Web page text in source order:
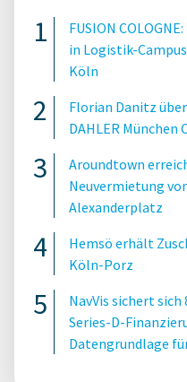
FUSION
in Logistik-
Köln
Florian Danitz
DAHLER München
Aroundtown
Neuvermietung
Alexanderplatz
Hemsö erhält
Köln-Porz
NavVis sichert
Series-D-
Datengrundlage